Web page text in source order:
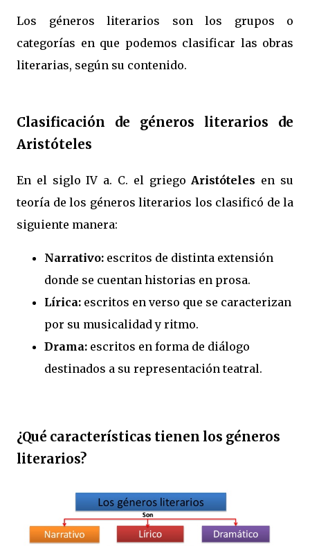
Los géneros literarios son los grupos o
categorías en que podemos clasificar las obras
literarias, según su contenido.
Clasificación de géneros literarios de
Aristóteles
En el siglo IV a. C. el griego Aristóteles en su
teoría de los géneros literarios los clasificó de la
siguiente manera:
Narrativo: escritos de distinta extensión
donde se cuentan historias en prosa.
Lírica: escritos en verso que se caracterizan
por su musicalidad y ritmo.
Drama: escritos en forma de diálogo
destinados a su representación teatral.
¿Qué características tienen los géneros
literarios?